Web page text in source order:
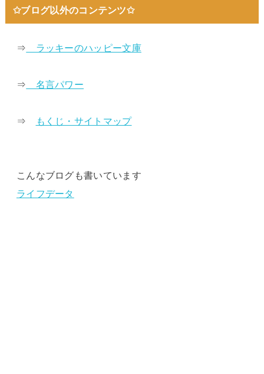
✩ブログ以外のコンテンツ✩
⇒ ラッキーのハッピー文庫
⇒ 名言パワー
⇒ もくじ・サイトマップ
こんなブログも書いています
ライフデータ